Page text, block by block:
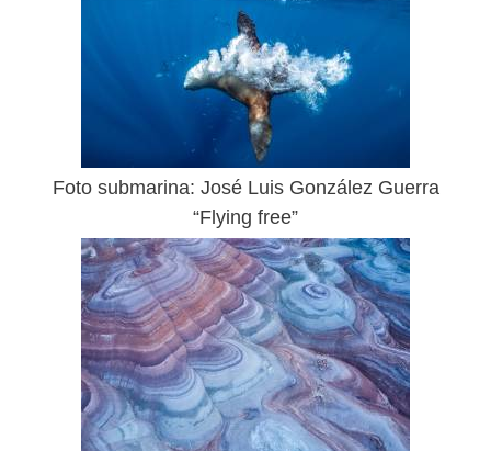
Foto submarina: José Luis González Guerra
“Flying free”